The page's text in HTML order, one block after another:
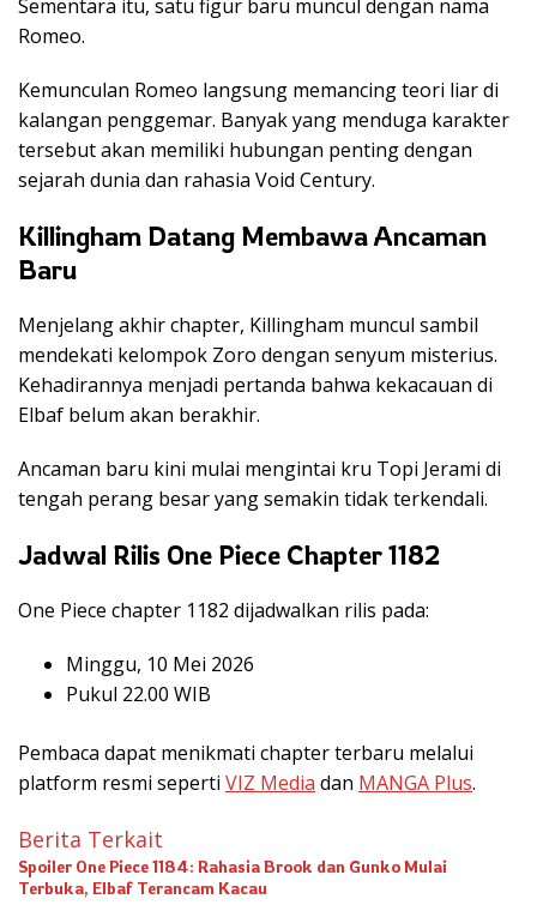
Sementara itu, satu figur baru muncul dengan nama
Romeo.
Kemunculan Romeo langsung memancing teori liar di
kalangan penggemar. Banyak yang menduga karakter
tersebut akan memiliki hubungan penting dengan
sejarah dunia dan rahasia Void Century.
Killingham Datang Membawa Ancaman
Baru
Menjelang akhir chapter, Killingham muncul sambil
mendekati kelompok Zoro dengan senyum misterius.
Kehadirannya menjadi pertanda bahwa kekacauan di
Elbaf belum akan berakhir.
Ancaman baru kini mulai mengintai kru Topi Jerami di
tengah perang besar yang semakin tidak terkendali.
Jadwal Rilis One Piece Chapter 1182
One Piece chapter 1182 dijadwalkan rilis pada:
Minggu, 10 Mei 2026
Pukul 22.00 WIB
Pembaca dapat menikmati chapter terbaru melalui
platform resmi seperti VIZ Media dan MANGA Plus.
Berita Terkait
Spoiler One Piece 1184: Rahasia Brook dan Gunko Mulai
Terbuka, Elbaf Terancam Kacau